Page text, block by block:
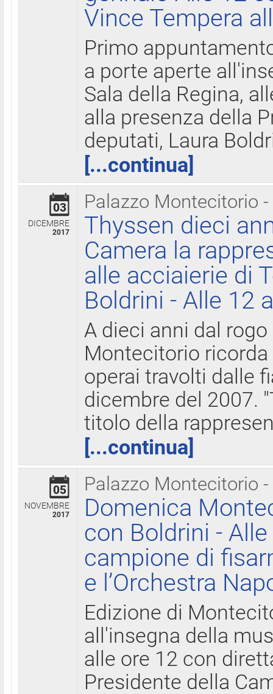
Vince Tempera
Primo
a porte aperte
Sala della Regina,
alla presenza della
deputati, Laura
[...continua]
Palazzo Montecitorio
03
DICEMBRE
2017
Thyssen dieci
Camera la
alle acciaierie di
Boldrini - Alle 12
A dieci anni dal
Montecitorio
operai travolti dalle
dicembre del 2007.
titolo della
[...continua]
Palazzo Montecitorio
05
NOVEMBRE
2017
Domenica
con Boldrini -
campione di
e l’Orchestra
Edizione di
all'insegna della
alle ore 12 con
Presidente della